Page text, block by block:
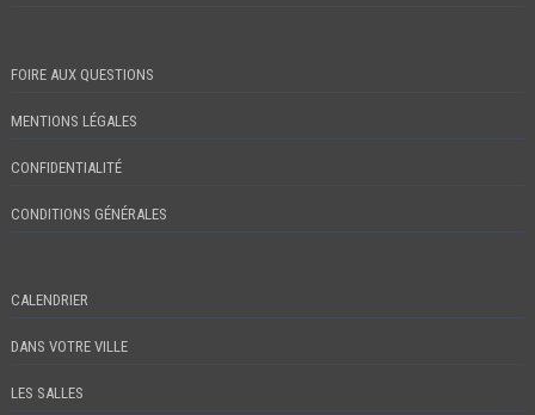
FOIRE AUX QUESTIONS
MENTIONS LÉGALES
CONFIDENTIALITÉ
CONDITIONS GÉNÉRALES
CALENDRIER
DANS VOTRE VILLE
LES SALLES